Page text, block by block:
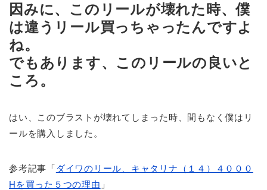
因みに、このリールが壊れた時、僕
は違うリール買っちゃったんですよ
ね。
でもあります、このリールの良いと
ころ。
はい、このブラストが壊れてしまった時、間もなく僕はリ
ールを購入しました。
参考記事「 ダイワのリール、キャタリナ（１４）４０００
Hを買った５つの理由 」